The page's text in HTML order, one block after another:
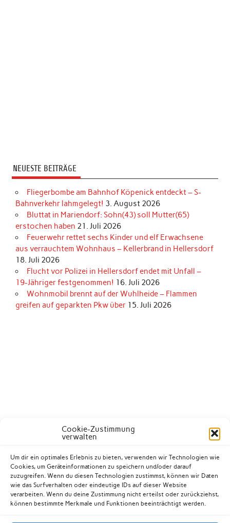
Cookie-Zustimmung
verwalten
Um dir ein optimales Erlebnis zu bieten, verwenden wir Technologien wie
Cookies, um Geräteinformationen zu speichern und/oder darauf
zuzugreifen. Wenn du diesen Technologien zustimmst, können wir Daten
wie das Surfverhalten oder eindeutige IDs auf dieser Website
verarbeiten. Wenn du deine Zustimmung nicht erteilst oder zurückziehst,
können bestimmte Merkmale und Funktionen beeinträchtigt werden.
NEUESTE BEITRÄGE
Fliegerbombe am Bahnhof Köpenick entdeckt – S-
Bahnverkehr lahmgelegt! 3. August 2026
Bluttat in Mariendorf: Sohn(43) soll Mutter(65)
erstochen haben 21. Juli 2026
Feuerwehr rettet sechs Kinder und elf Erwachsene
aus verrauchtem Wohnhaus – Kellerbrand in Hellersdorf
18. Juli 2026
Flucht vor Polizei in Hellersdorf endet mit Unfall –
19-Jähriger festgenommen! 16. Juli 2026
Wohnmobil brennt auf der Wuhlheide – Flammen
greifen auf geparkten Pkw über 15. Juli 2026